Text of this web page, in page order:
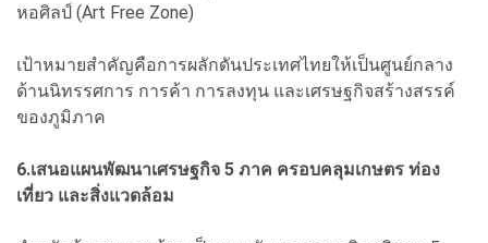
หอศิลป์ (Art Free Zone)
เป้าหมายสำคัญคือการผลักดันประเทศไทยให้เป็นศูนย์กลาง
ด้านนิทรรศการ การค้า การลงทุน และเศรษฐกิจสร้างสรรค์
ของภูมิภาค
6.เสนอแผนพัฒนาเศรษฐกิจ 5 ภาค ครอบคลุมเกษตร ท่อง
เที่ยว และสิ่งแวดล้อม